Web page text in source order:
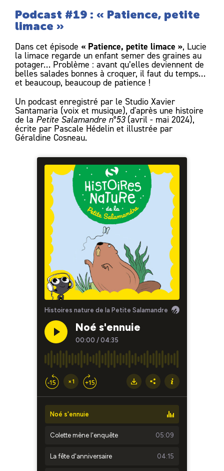
Podcast #19 : « Patience, petite
limace »
Dans cet épisode « Patience, petite limace », Lucie
la limace regarde un enfant semer des graines au
potager… Problème : avant qu’elles deviennent de
belles salades bonnes à croquer, il faut du temps…
et beaucoup, beaucoup de patience !
Un podcast enregistré par le Studio Xavier
Santamaria (voix et musique), d'après une histoire
de la Petite Salamandre n°53 (avril - mai 2024),
écrite par Pascale Hédelin et illustrée par
Géraldine Cosneau.